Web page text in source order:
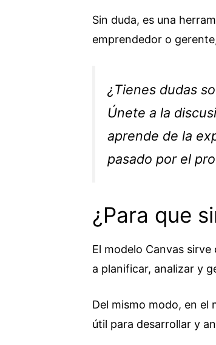
Sin duda, es una
emprendedor o
¿Tienes dudas
Únete a la
aprende de la
pasado por el
¿Para que
El modelo Canvas
a planificar, analizar y
Del mismo modo, en el
útil para desarrollar y